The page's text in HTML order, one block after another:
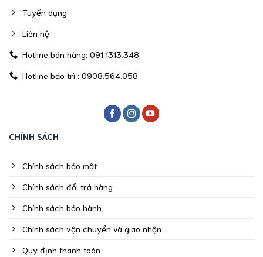
Tuyển dụng
Liên hệ
Hotline bán hàng: 091.1313.348
Hotline bảo trì : 0908.564.058
CHÍNH SÁCH
Chính sách bảo mật
Chính sách đổi trả hàng
Chính sách bảo hành
Chính sách vận chuyển và giao nhận
Quy định thanh toán